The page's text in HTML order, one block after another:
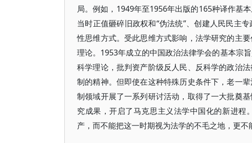
局。例如，1949年至1956年出版的165种译作基
当时正值砸碎旧政权和“伪法统”、创建人民民主
性思维方式。受此思维方式影响，法学研究的主
理论。1953年成立的中国政治法律学会的基本宗
科学理论，批判资产阶级反人民、反科学的政治
制的精神。但即使在这种特殊历史条件下，老一
制领域开展了一系列研讨活动，取得了一大批奠
究成果，开启了马克思主义法学中国化的新进
产，而不能把这一时期视为法学的不毛之地，更不